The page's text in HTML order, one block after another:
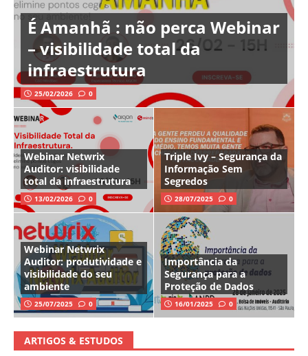
É Amanhã : não perca Webinar
– visibilidade total da
infraestrutura
25/02/2026 0
Webinar Netwrix
Auditor: visibilidade
total da infraestrutura
13/02/2026 0
Triple Ivy – Segurança da
Informação Sem
Segredos
28/07/2025 0
Webinar Netwrix
Auditor: produtividade e
visibilidade do seu
ambiente
25/07/2025 0
Importância da
Segurança para a
Proteção de Dados
16/01/2025 0
ARTIGOS & ESTUDOS